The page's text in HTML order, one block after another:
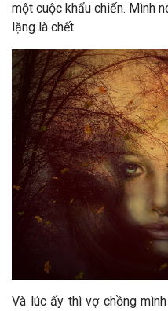
một cuộc khẩu chiến. Mình
lặng là chết.
Và lúc ấy thì vợ chồng